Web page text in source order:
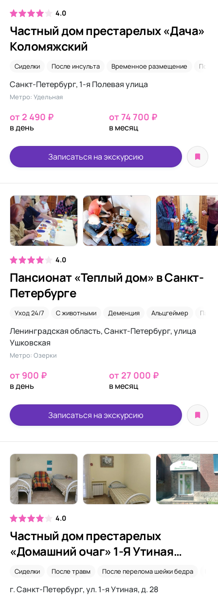
4.0
Частный дом престарелых «Дача»
Коломяжский
Сиделки После инсульта Временное размещение
Санкт-Петербург, 1-я Полевая улица
Метро: Удельная
от 2 490 ₽
в день
от 74 700 ₽
в месяц
Записаться на экскурсию
4.0
Пансионат «Теплый дом» в Санкт-
Петербурге
Уход 24/7 С животными Деменция Альцгеймер
Ленинградская область, Санкт-Петербург, улица
Ушковская
Метро: Озерки
от 900 ₽
в день
от 27 000 ₽
в месяц
Записаться на экскурсию
4.0
Частный дом престарелых
«Домашний очаг» 1-Я Утиная
улица
Сиделки После травм После перелома шейки бедра
г. Санкт-Петербург, ул. 1-я Утиная, д. 28